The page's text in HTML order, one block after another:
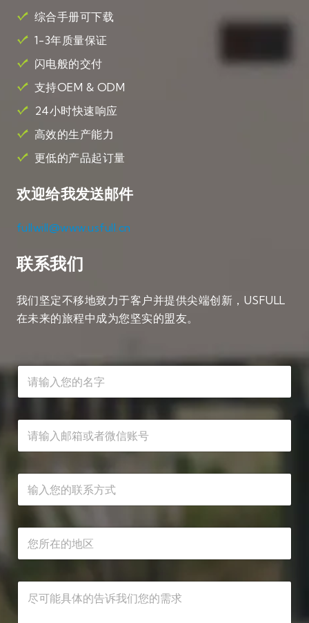
综合手册可下载
1-3年质量保证
闪电般的交付
支持OEM & ODM
24小时快速响应
高效的生产能力
更低的产品起订量
欢迎给我发送邮件
fullwill@www.usfull.cn
联系我们
我们坚定不移地致力于客户并提供尖端创新，USFULL
在未来的旅程中成为您坚实的盟友。
名
*
邮
或
微
账
*
联
方
*
*
所
地
*
需